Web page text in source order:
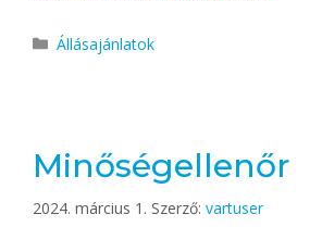
Állásajánlatok
Minőségellenőr
2024. március 1. Szerző: vartuser